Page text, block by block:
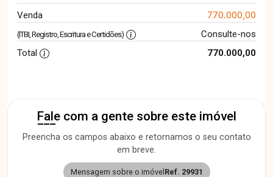
Venda 770.000,00
(ITBI, Registro, Escritura e Certidões)
Consulte-nos
Total
770.000,00
Fale com a gente sobre este imóvel
Preencha os campos abaixo e retornamos o seu contato
em breve.
Mensagem sobre o imóvel Ref. 29931